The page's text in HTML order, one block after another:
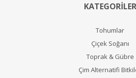
KATEGORİLER
Tohumlar
Çiçek Soğanı
Toprak & Gübre
Çim Alternatifi